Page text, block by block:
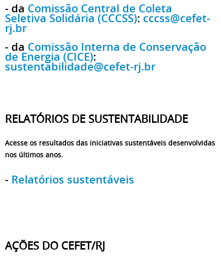
- da Comissão Central de Coleta
Seletiva Solidária (CCCSS): cccss@cefet-
rj.br
- da Comissão Interna de Conservação
de Energia (CICE):
sustentabilidade@cefet-rj.br
RELATÓRIOS DE SUSTENTABILIDADE
Acesse os resultados das iniciativas sustentáveis desenvolvidas
nos últimos anos.
- Relatórios sustentáveis
AÇÕES DO CEFET/RJ